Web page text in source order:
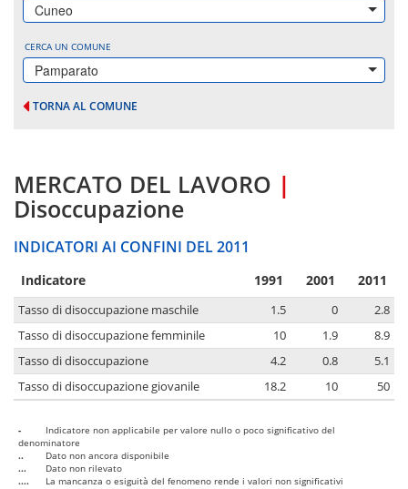
Cuneo
CERCA UN COMUNE
Pamparato
TORNA AL COMUNE
MERCATO DEL LAVORO |
Disoccupazione
INDICATORI AI CONFINI DEL 2011
Indicatore 1991 2001 2011
Tasso di disoccupazione maschile 1.5 0
2.8
Tasso di disoccupazione femminile
10 1.9
8.9
Tasso di disoccupazione
4.2 0.8
5.1
Tasso di disoccupazione giovanile
18.2 10 50
-
Indicatore non applicabile per valore nullo o poco significativo del
denominatore
..
Dato non ancora disponibile
...
Dato non rilevato
....
La mancanza o esiguità del fenomeno rende i valori non significativi